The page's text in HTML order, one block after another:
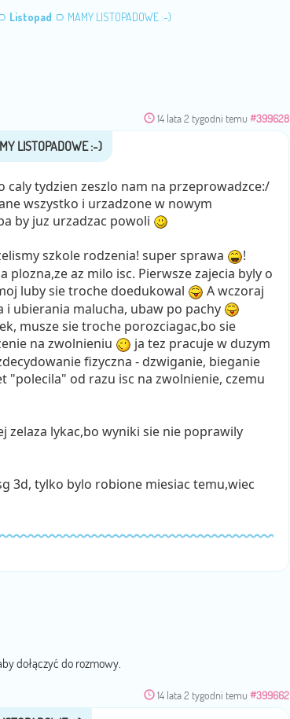
Listopad MAMY LISTOPADOWE :-)
14 lata 2 tygodni temu #399628
caly tydzien zeszlo nam na przeprowadzce:/
wszystko i urzadzone w nowym
by juz urzadzac powoli
szkole rodzenia! super sprawa
!
plozna,ze az milo isc. Pierwsze zajecia byly o
luby sie troche doedukowal
A wczoraj
i ubierania malucha, ubaw po pachy
musze sie troche porozciagac,bo sie
na zwolnieniu
ja tez pracuje w duzym
fizyczna - dzwiganie, bieganie
"polecila" od razu isc na zwolnienie, czemu
zelaza lykac,bo wyniki sie nie poprawily
3d, tylko bylo robione miesiac temu,wiec
dołączyć do rozmowy.
14 lata 2 tygodni temu #399662